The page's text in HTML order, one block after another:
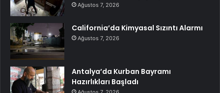
Ağustos 7, 2026
California’da Kimyasal Sızıntı Alarmı
Ağustos 7, 2026
Antalya’da Kurban Bayramı
Hazırlıkları Başladı